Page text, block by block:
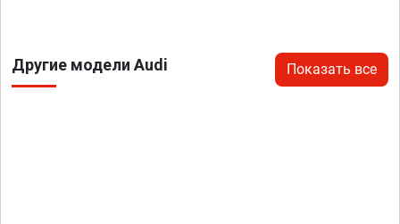
Другие модели Audi Показать все